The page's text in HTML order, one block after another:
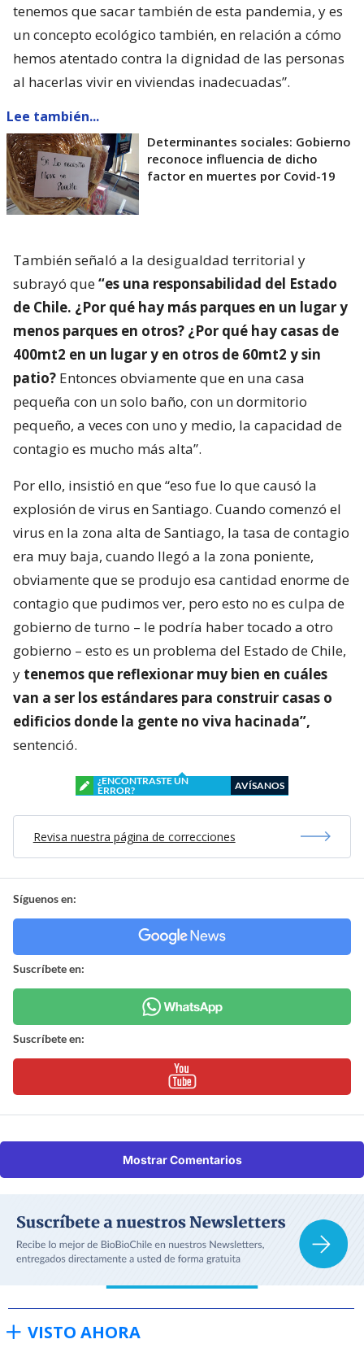
tenemos que sacar también de esta pandemia, y es
un concepto ecológico también, en relación a cómo
hemos atentado contra la dignidad de las personas
al hacerlas vivir en viviendas inadecuadas”.
Lee también...
Determinantes sociales: Gobierno
reconoce influencia de dicho
factor en muertes por Covid-19
También señaló a la desigualdad territorial y
subrayó que“es una responsabilidad del Estado
de Chile. ¿Por qué hay más parques en un lugar y
menos parques en otros? ¿Por qué hay casas de
400mt2 en un lugar y en otros de 60mt2 y sin
patio? Entonces obviamente que en una casa
pequeña con un solo baño, con un dormitorio
pequeño, a veces con uno y medio, la capacidad de
contagio es mucho más alta”.
Por ello, insistió en que “eso fue lo que causó la
explosión de virus en Santiago. Cuando comenzó el
virus en la zona alta de Santiago, la tasa de contagio
era muy baja, cuando llegó a la zona poniente,
obviamente que se produjo esa cantidad enorme de
contagio que pudimos ver, pero esto no es culpa de
gobierno de turno – le podría haber tocado a otro
gobierno – esto es un problema del Estado de Chile,
y tenemos que reflexionar muy bien en cuáles
van a ser los estándares para construir casas o
edificios donde la gente no viva hacinada”,
sentenció.
¿ENCONTRASTE UN
ERROR?
AVÍSANOS
Revisa nuestra página de correcciones
Síguenos en:
Suscríbete en:
Suscríbete en:
Mostrar Comentarios
VISTO AHORA